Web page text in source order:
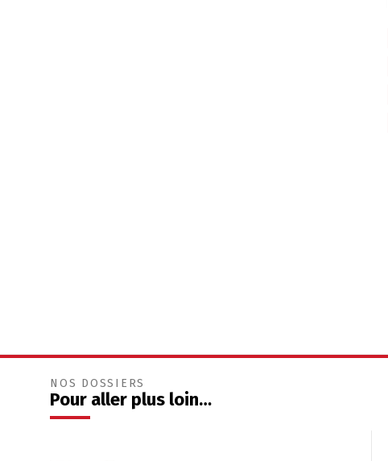
NOS DOSSIERS
Pour aller plus loin…